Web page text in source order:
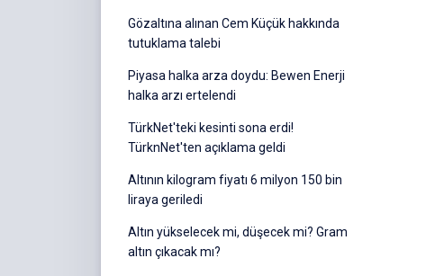
Gözaltına alınan Cem Küçük hakkında
tutuklama talebi
Piyasa halka arza doydu: Bewen Enerji
halka arzı ertelendi
TürkNet'teki kesinti sona erdi!
TürknNet'ten açıklama geldi
Altının kilogram fiyatı 6 milyon 150 bin
liraya geriledi
Altın yükselecek mi, düşecek mi? Gram
altın çıkacak mı?